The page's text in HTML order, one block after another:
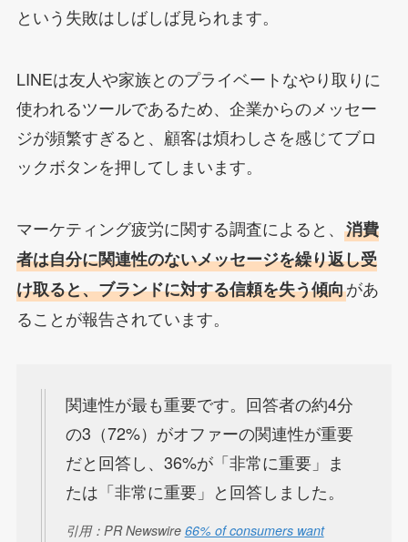
という失敗はしばしば見られます。
LINEは友人や家族とのプライベートなやり取りに
使われるツールであるため、企業からのメッセー
ジが頻繁すぎると、顧客は煩わしさを感じてブロ
ックボタンを押してしまいます。
マーケティング疲労に関する調査によると、 消費
者は自分に関連性のないメッセージを繰り返し受
け取ると、ブランドに対する信頼を失う傾向があ
ることが報告されています。
関連性が最も重要です。回答者の約4分
の3（72%）がオファーの関連性が重要
だと回答し、36%が「非常に重要」ま
たは「非常に重要」と回答しました。
引用：PR Newswire 66% of consumers want